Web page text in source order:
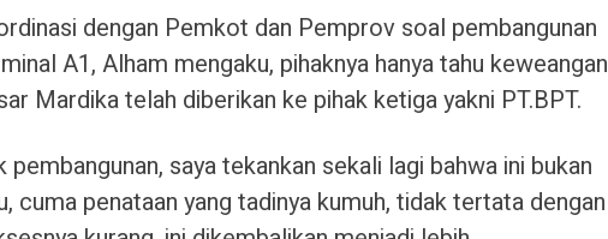
dengan Pemkot dan Pemprov soal pembangunan
A1, Alham mengaku, pihaknya hanya tahu keweangan
Mardika telah diberikan ke pihak ketiga yakni PT.BPT.
pembangunan, saya tekankan sekali lagi bahwa ini bukan
cuma penataan yang tadinya kumuh, tidak tertata dengan